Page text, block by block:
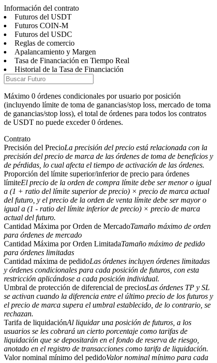
Futuros
Futuros del USDT
Futuros que utilizan USDT como garantía
Futuros COIN-M
Futuros de criptomonedas
TradFi
Derivados de acciones, divisas, metales preciosos y materias
primas
Información del contrato
Futuros del USDT
Futuros COIN-M
Futuros del USDC
Reglas de comercio
Apalancamiento y Margen
Tasa de Financiación en Tiempo Real
Historial de la Tasa de Financiación
Máximo 0 órdenes condicionales por usuario por posición
(incluyendo límite de toma de ganancias/stop loss, mercado de toma
de ganancias/stop loss), el total de órdenes para todos los contratos
de USDT no puede exceder 0 órdenes.
Contrato
Precisión del PrecioLa precisión del precio está relacionada con la
precisión del precio de marca de las órdenes de toma de beneficios y
de pérdidas, lo cual afecta el tiempo de activación de las órdenes.
Proporción del límite superior/inferior de precio para órdenes
límiteEl precio de la orden de compra límite debe ser menor o igual
a (1 + ratio del límite superior de precio) × precio de marca actual
del futuro, y el precio de la orden de venta límite debe ser mayor o
igual a (1 - ratio del límite inferior de precio) × precio de marca
actual del futuro.
Cantidad Máxima por Orden de MercadoTamaño máximo de orden
para órdenes de mercado
Cantidad Máxima por Orden LimitadaTamaño máximo de pedido
para órdenes limitadas
Cantidad máxima de pedidoLas órdenes incluyen órdenes limitadas
y órdenes condicionales para cada posición de futuros, con esta
restricción aplicándose a cada posición individual.
Umbral de protección de diferencial de preciosLas órdenes TP y SL
se activan cuando la diferencia entre el último precio de los futuros y
el precio de marca supera el umbral establecido, de lo contrario, se
rechazan.
Tarifa de liquidaciónAl liquidar una posición de futuros, a los
usuarios se les cobrará un cierto porcentaje como tarifas de
liquidación que se depositarán en el fondo de reserva de riesgo,
anotado en el registro de transacciones como tarifa de liquidación.
Valor nominal mínimo del pedidoValor nominal mínimo para cada